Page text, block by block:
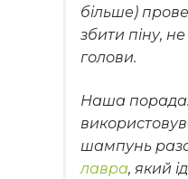
більше)
збити піну,
голови.
Наша
шампунь
лавра, який